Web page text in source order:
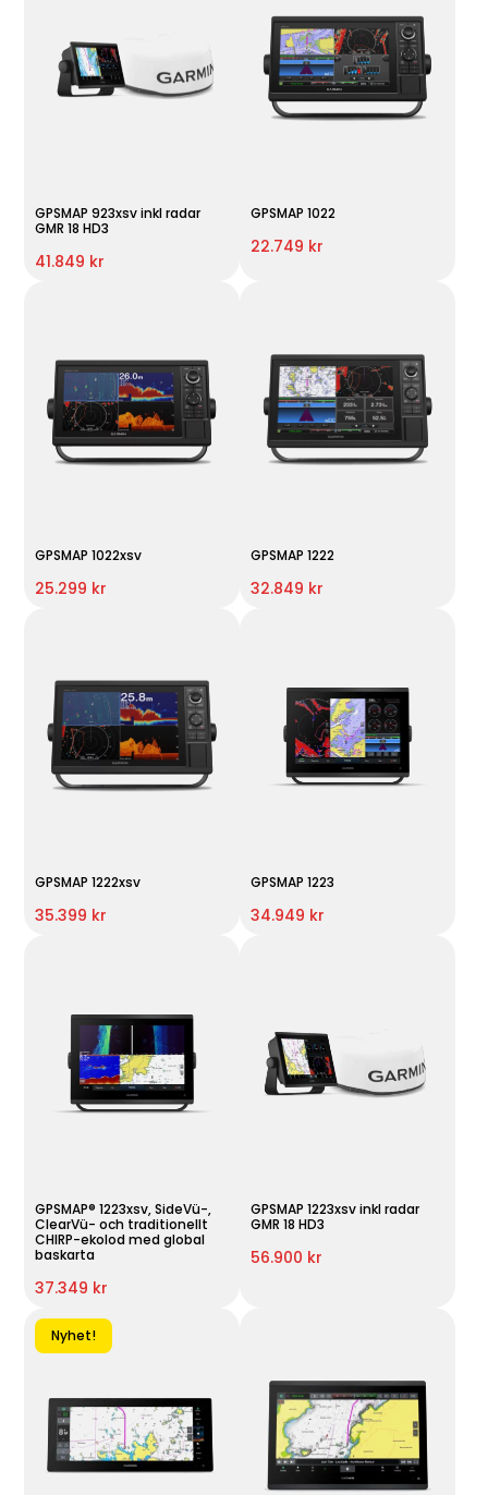
GPSMAP 923xsv inkl radar
GMR 18 HD3
41.849 kr
GPSMAP 1022
22.749 kr
GPSMAP 1022xsv
25.299 kr
GPSMAP 1222
32.849 kr
GPSMAP 1222xsv
35.399 kr
GPSMAP 1223
34.949 kr
GPSMAP® 1223xsv, SideVü-,
ClearVü- och traditionellt
CHIRP-ekolod med global
baskarta
37.349 kr
GPSMAP 1223xsv inkl radar
GMR 18 HD3
56.900 kr
Nyhet!